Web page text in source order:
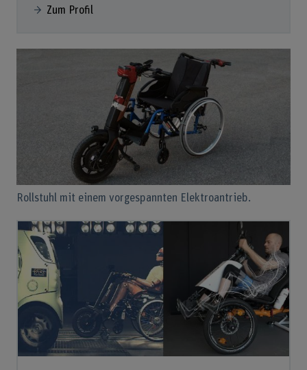
Zum Profil
Rollstuhl mit einem vorgespannten Elektroantrieb.